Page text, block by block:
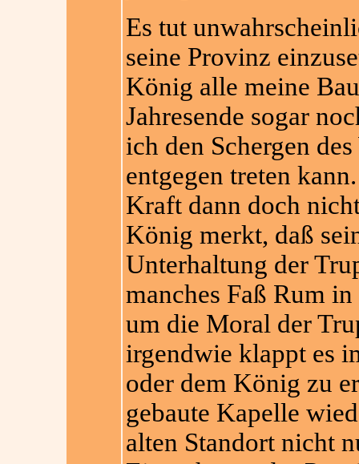
Es tut
seine Provinz
König alle meine
Jahresende sogar
ich den Schergen
entgegen treten
Kraft dann doch
König merkt, daß
Unterhaltung der
manches Faß Rum
um die Moral der
irgendwie klappt es
oder dem König zu
gebaute Kapelle
alten Standort nicht